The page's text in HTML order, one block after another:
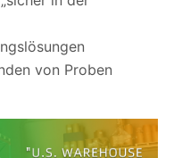
von Proben